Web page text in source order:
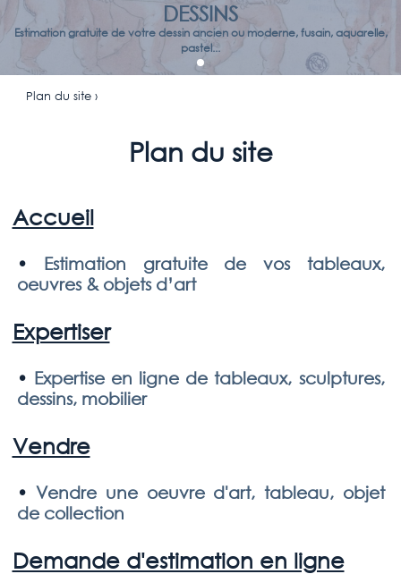
DESSINS
Estimation gratuite de votre dessin ancien ou moderne, fusain, aquarelle,
pastel...
Plan du site ›
Plan du site
Accueil
• Estimation gratuite de vos tableaux,
oeuvres & objets d’art
Expertiser
• Expertise en ligne de tableaux, sculptures,
dessins, mobilier
Vendre
•Vendre une oeuvre d'art, tableau, objet
de collection
Demande d'estimation en ligne